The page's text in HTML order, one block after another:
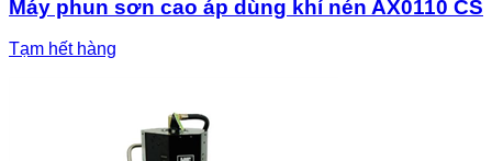
Máy phun sơn cao áp dùng khí nén AX0110 CS
Tạm hết hàng